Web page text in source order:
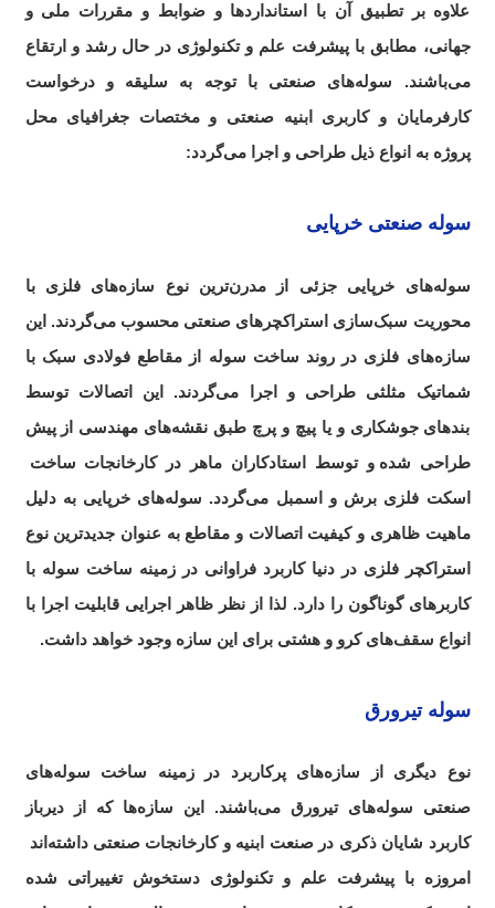
علاوه بر تطبیق آن با استاندارد‌ها و ضوابط و مقررات ملی و
جهانی، مطابق با پیشرفت علم و تکنولوژی در حال رشد و ارتقاع
می‌باشند. سوله‌های صنعتی با توجه به سلیقه و درخواست
کارفرمایان و کاربری ابنیه صنعتی و مختصات جغرافیای محل
پروژه به انواع ذیل طراحی و اجرا می‌گردد:
سوله صنعتی خرپایی
سوله‌های خرپایی جزئی از مدرن‌ترین نوع سازه‌های فلزی با
محوریت سبک‌سازی استراکچرهای صنعتی محسوب می‌گردند. این
سازه‌های فلزی در روند ساخت سوله از مقاطع فولادی سبک با
شماتیک مثلثی طراحی و اجرا می‌گردند. این اتصالات توسط
بندهای جوشکاری و یا پیچ و پرچ طبق نقشه‌های مهندسی از پیش
طراحی شده .و توسط استادکاران ماهر در کارخانجات ساخت
اسکت فلزی برش و اسمبل می‌گردد. سوله‌های خرپایی به دلیل
ماهیت ظاهری و کیفیت اتصالات و مقاطع به عنوان جدیدترین نوع
استراکچر فلزی در دنیا کاربرد فراوانی در زمینه ساخت سوله با
کاربرهای گوناگون را دارد. لذا از نظر ظاهر اجرایی قابلیت اجرا با
انواع سقف‌های کرو و هشتی برای این سازه وجود خواهد داشت.
سوله تیرورق
نوع دیگری از سازه‌های پرکاربرد در زمینه ساخت سوله‌های
صنعتی سوله‌های تیرورق می‌باشند. این سازه‌ها که از دیرباز
کاربرد شایان ذکری در صنعت ابنیه و کارخانجات صنعتی داشته‌اند
امروزه با پیشرفت علم و تکنولوژی دستخوش تغییراتی شده